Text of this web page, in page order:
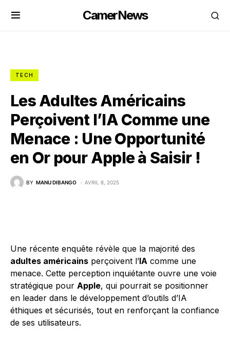
CamerNews
TECH
Les Adultes Américains
Perçoivent l’IA Comme une
Menace : Une Opportunité
en Or pour Apple à Saisir !
BY MANU DIBANGO AVRIL 8, 2025
Une récente enquête révèle que la majorité des
adultes américains perçoivent l’IA comme une
menace. Cette perception inquiétante ouvre une voie
stratégique pour Apple, qui pourrait se positionner
en leader dans le développement d’outils d’IA
éthiques et sécurisés, tout en renforçant la confiance
de ses utilisateurs.